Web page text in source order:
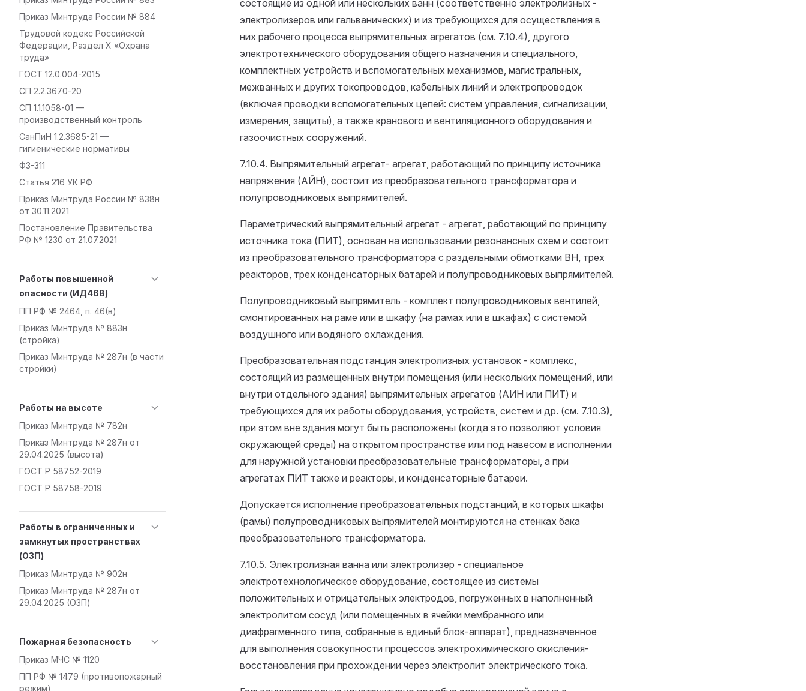
Приказ Минтруда России № 884
Трудовой кодекс Российской
Федерации, Раздел X «Охрана
труда»
ГОСТ 12.0.004-2015
СП 2.2.3670-20
СП 1.1.1058-01 —
производственный контроль
СанПиН 1.2.3685-21 —
гигиенические нормативы
ФЗ-311
Статья 216 УК РФ
Приказ Минтруда России № 838н
от 30.11.2021
Постановление Правительства
РФ № 1230 от 21.07.2021
Работы повышенной
опасности (ИД46В)
ПП РФ № 2464, п. 46(в)
Приказ Минтруда № 883н
(стройка)
Приказ Минтруда № 287н (в части
стройки)
Работы на высоте
Приказ Минтруда № 782н
Приказ Минтруда № 287н от
29.04.2025 (высота)
ГОСТ Р 58752-2019
ГОСТ Р 58758-2019
Работы в ограниченных и
замкнутых пространствах
(ОЗП)
Приказ Минтруда № 902н
Приказ Минтруда № 287н от
29.04.2025 (ОЗП)
Пожарная безопасность
Приказ МЧС № 1120
ПП РФ № 1479 (противопожарный
режим)
состоящие из одной или нескольких ванн (соответственно электролизных -
электролизеров или гальванических) и из требующихся для осуществления в
них рабочего процесса выпрямительных агрегатов (см. 7.10.4), другого
электротехнического оборудования общего назначения и специального,
комплектных устройств и вспомогательных механизмов, магистральных,
межванных и других токопроводов, кабельных линий и электропроводок
(включая проводки вспомогательных цепей: систем управления, сигнализации,
измерения, защиты), а также кранового и вентиляционного оборудования и
газоочистных сооружений.
7.10.4. Выпрямительный агрегат- агрегат, работающий по принципу источника
напряжения (АЙН), состоит из преобразовательного трансформатора и
полупроводниковых выпрямителей.
Параметрический выпрямительный агрегат - агрегат, работающий по принципу
источника тока (ПИТ), основан на использовании резонансных схем и состоит
из преобразовательного трансформатора с раздельными обмотками ВН, трех
реакторов, трех конденсаторных батарей и полупроводниковых выпрямителей.
Полупроводниковый выпрямитель - комплект полупроводниковых вентилей,
смонтированных на раме или в шкафу (на рамах или в шкафах) с системой
воздушного или водяного охлаждения.
Преобразовательная подстанция электролизных установок - комплекс,
состоящий из размещенных внутри помещения (или нескольких помещений, или
внутри отдельного здания) выпрямительных агрегатов (АИН или ПИТ) и
требующихся для их работы оборудования, устройств, систем и др. (см. 7.10.3),
при этом вне здания могут быть расположены (когда это позволяют условия
окружающей среды) на открытом пространстве или под навесом в исполнении
для наружной установки преобразовательные трансформаторы, а при
агрегатах ПИТ также и реакторы, и конденсаторные батареи.
Допускается исполнение преобразовательных подстанций, в которых шкафы
(рамы) полупроводниковых выпрямителей монтируются на стенках бака
преобразовательного трансформатора.
7.10.5. Электролизная ванна или электролизер - специальное
электротехнологическое оборудование, состоящее из системы
положительных и отрицательных электродов, погруженных в наполненный
электролитом сосуд (или помещенных в ячейки мембранного или
диафрагменного типа, собранные в единый блок-аппарат), предназначенное
для выполнения совокупности процессов электрохимического окисления-
восстановления при прохождении через электролит электрического тока.